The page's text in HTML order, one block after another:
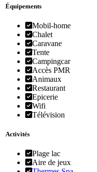
Équipements
Mobil-home
Chalet
Caravane
Tente
Campingcar
Accès PMR
Animaux
Restaurant
Epicerie
Wifi
Télévision
Activités
Plage lac
Aire de jeux